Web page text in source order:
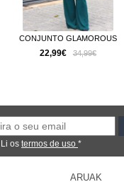
CONJUNTO GLAMOROUS
22,99€ 34,99€
Li os termos de uso *
ARUAK